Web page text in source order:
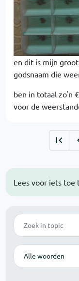
Lees voor iets toe
Zoek
Modus
en dit is mijn
godsnaam die
ben in totaal zo'n
voor de